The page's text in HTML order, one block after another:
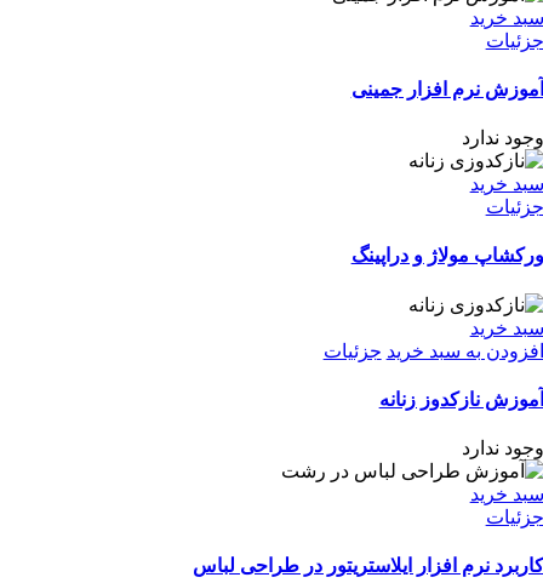
سبد خرید
جزئیات
آموزش نرم افزار جمینی
وجود ندارد
سبد خرید
جزئیات
ورکشاپ مولاژ و دراپینگ
سبد خرید
افزودن به سبد خرید جزئیات
آموزش نازکدوز زنانه
وجود ندارد
سبد خرید
جزئیات
کاربرد نرم افزار ایلاستریتور در طراحی لباس